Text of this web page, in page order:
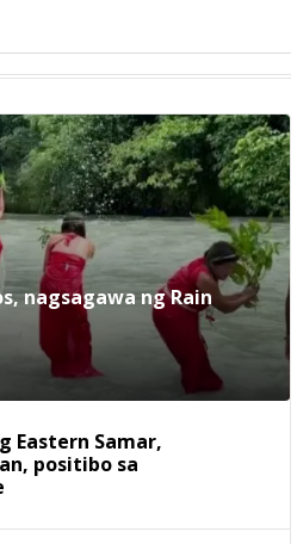
nagsagawa ng Rain
Eastern Samar,
positibo sa